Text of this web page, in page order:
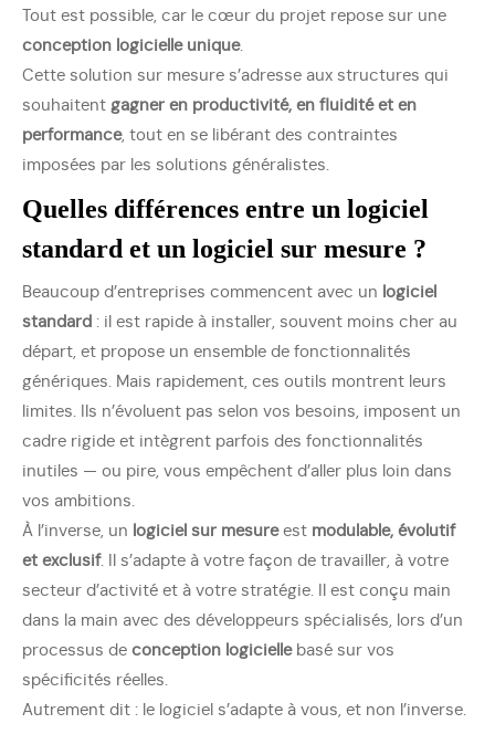
Tout est possible, car le cœur du projet repose sur une
conception logicielle unique.
Cette solution sur mesure s’adresse aux structures qui
souhaitent gagner en productivité, en fluidité et en
performance, tout en se libérant des contraintes
imposées par les solutions généralistes.
Quelles différences entre un logiciel
standard et un logiciel sur mesure ?
Beaucoup d’entreprises commencent avec un logiciel
standard : il est rapide à installer, souvent moins cher au
départ, et propose un ensemble de fonctionnalités
génériques. Mais rapidement, ces outils montrent leurs
limites. Ils n’évoluent pas selon vos besoins, imposent un
cadre rigide et intègrent parfois des fonctionnalités
inutiles — ou pire, vous empêchent d’aller plus loin dans
vos ambitions.
À l’inverse, un logiciel sur mesureest modulable, évolutif
et exclusif. Il s’adapte à votre façon de travailler, à votre
secteur d’activité et à votre stratégie. Il est conçu main
dans la main avec des développeurs spécialisés, lors d’un
processus de conception logiciellebasé sur vos
spécificités réelles.
Autrement dit : le logiciel s’adapte à vous, et non l’inverse.